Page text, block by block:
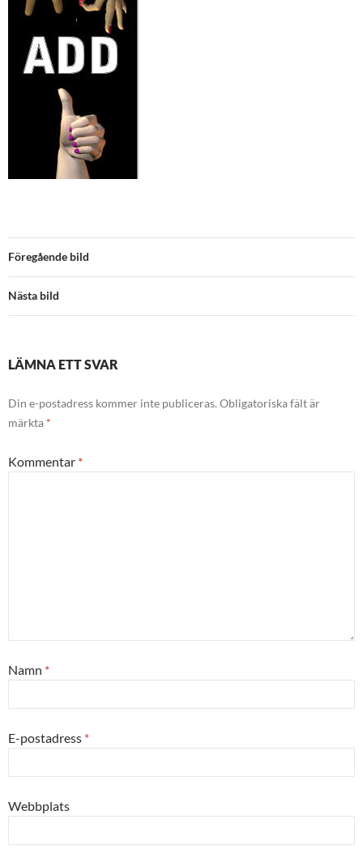
Föregående bild
Nästa bild
LÄMNA ETT SVAR
Din e-postadress kommer inte publiceras. Obligatoriska fält är
märkta *
Kommentar *
Namn *
E-postadress *
Webbplats